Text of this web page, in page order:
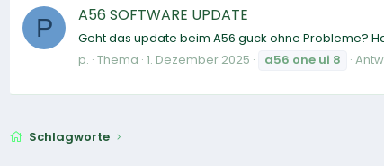
P A56 SOFTWARE UPDATE
Geht das update beim A56 guck ohne Probleme?
p. Thema 1. Dezember 2025 a56 one ui 8
Schlagworte